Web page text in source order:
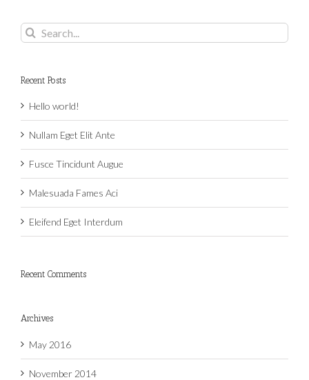
Search
for:
Recent Posts
Hello world!
Nullam Eget Elit Ante
Fusce Tincidunt Augue
Malesuada Fames Aci
Eleifend Eget Interdum
Recent Comments
Archives
May 2016
November 2014